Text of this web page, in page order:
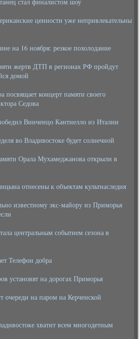
ценности уже непривлекательны
на 16 ноября: резкое похолодание
жертв ДТП в регионах РФ пройдут
домой
посвящает концерт памяти своего
Седова
Винченцо Кантиелло из Италии
во Владивостоке будет солнечной
Орала Мухамеджанова открыли в
отнесены к объектам культнаследия
известному экс-майору из Приморья
центральным событием сезона в
Телефон добра
установят на дорогах Приморья
очереди на паром на Керченской
хватит всем многодетным